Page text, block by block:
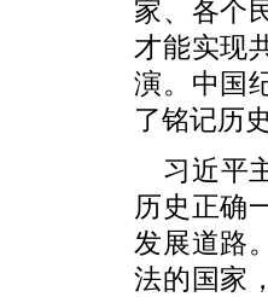
家、各个
才能实现
演。中国
了铭记历
习近平
历史正确
发展道路
法的国家